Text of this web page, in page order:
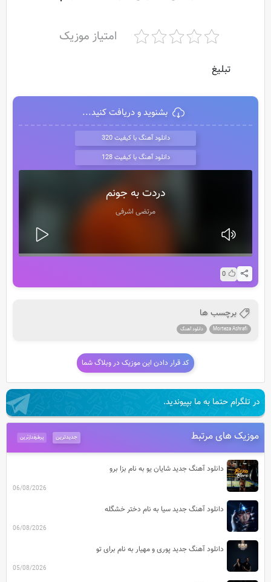
امتیاز موزیک
تبلیغ
بشنوید و دریافت کنید...
دانلود آهنگ با کیفیت 320
دانلود آهنگ با کیفیت 128
دردت به جونم
مرتضی اشرفی
0
برچسب ها
Morteza Ashrafi دانلود آهنگ
کد قرار دادن این موزیک در وبلاگ شما
در تلگرام حتما به ما بپیوندید.
موزیک های مرتبط پرطرفدارترین جدیدترین
دانلود آهنگ جدید شایان یو به نام بزا برو
06/08/2026
دانلود آهنگ جدید سیا به نام دختر خشگله
06/08/2026
دانلود آهنگ جدید پوری و مهیار به نام برای تو
05/08/2026